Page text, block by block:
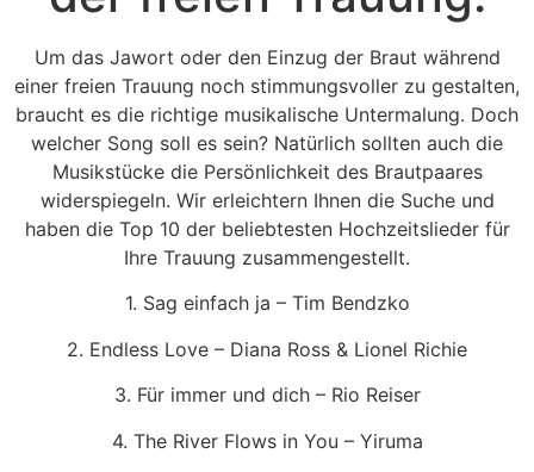
Um das Jawort oder den Einzug der Braut während
einer freien Trauung noch stimmungsvoller zu gestalten,
braucht es die richtige musikalische Untermalung. Doch
welcher Song soll es sein? Natürlich sollten auch die
Musikstücke die Persönlichkeit des Brautpaares
widerspiegeln. Wir erleichtern Ihnen die Suche und
haben die Top 10 der beliebtesten Hochzeitslieder für
Ihre Trauung zusammengestellt.
1. Sag einfach ja – Tim Bendzko
2. Endless Love – Diana Ross & Lionel Richie
3. Für immer und dich – Rio Reiser
4. The River Flows in You – Yiruma